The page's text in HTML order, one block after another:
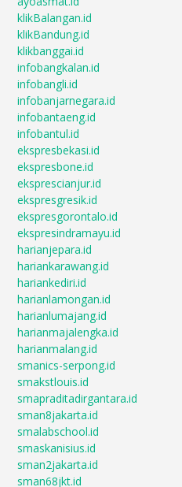
klikBalangan.id
klikBandung.id
klikbanggai.id
infobangkalan.id
infobangli.id
infobanjarnegara.id
infobantaeng.id
infobantul.id
ekspresbekasi.id
ekspresbone.id
eksprescianjur.id
ekspresgresik.id
ekspresgorontalo.id
ekspresindramayu.id
harianjepara.id
hariankarawang.id
hariankediri.id
harianlamongan.id
harianlumajang.id
harianmajalengka.id
harianmalang.id
smanics-serpong.id
smakstlouis.id
smapraditadirgantara.id
sman8jakarta.id
smalabschool.id
smaskanisius.id
sman2jakarta.id
sman68jkt.id